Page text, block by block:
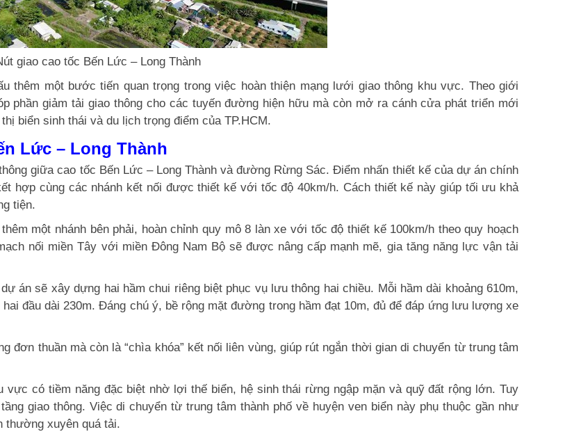
giao cao tốc Bến Lức – Long Thành
thêm một bước tiến quan trọng trong việc hoàn thiện mạng lưới giao thông khu vực. Theo giới
phần giảm tải giao thông cho các tuyến đường hiện hữu mà còn mở ra cánh cửa phát triển mới
biển sinh thái và du lịch trọng điểm của TP.HCM.
Lức – Long Thành
giữa cao tốc Bến Lức – Long Thành và đường Rừng Sác. Điểm nhấn thiết kế của dự án chính
hợp cùng các nhánh kết nối được thiết kế với tốc độ 40km/h. Cách thiết kế này giúp tối ưu khả
tiện.
một nhánh bên phải, hoàn chỉnh quy mô 8 làn xe với tốc độ thiết kế 100km/h theo quy hoạch
nối miền Tây với miền Đông Nam Bộ sẽ được nâng cấp mạnh mẽ, gia tăng năng lực vận tải
án sẽ xây dựng hai hầm chui riêng biệt phục vụ lưu thông hai chiều. Mỗi hầm dài khoảng 610m,
đầu dài 230m. Đáng chú ý, bề rộng mặt đường trong hầm đạt 10m, đủ để đáp ứng lưu lượng xe
đơn thuần mà còn là “chìa khóa” kết nối liên vùng, giúp rút ngắn thời gian di chuyển từ trung tâm
có tiềm năng đặc biệt nhờ lợi thế biển, hệ sinh thái rừng ngập mặn và quỹ đất rộng lớn. Tuy
giao thông. Việc di chuyển từ trung tâm thành phố về huyện ven biển này phụ thuộc gần như
thường xuyên quá tải.